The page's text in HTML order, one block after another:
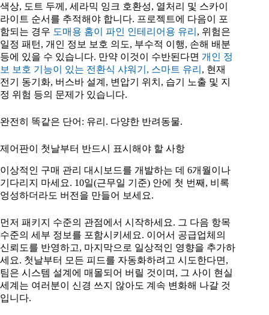
색상, 도트 두께, 세라믹 잉크 호환성, 열처리 및 스카이
라이트 순서를 추적해야 합니다. 프로젝트에 다음이 포
함되는 경우 도매용 홈이 파인 인테리어용 유리 , 위험은
일정 패턴, 개인 정보 보호 의도, 부수적 이행, 손해 배분
등에 있을 수 있습니다. 만약 이것이 수반된다면 개인 정
보 보호 기능이 있는 전환식 샤워기, 스마트 유리 , 현재
전기 동기화, 버스바 설계, 변압기 위치, 습기 노출 및 지
정 위험 등의 문제가 있습니다.
완전히 똑같은 단어: 유리. 다양한 반려동물.
제어판이 첫날부터 반드시 표시해야 할 사항
이상적인 구매 관리 대시보드를 개발하는 데 6개월이나
기다리지 마세요. 10일(근무일 기준) 안에 첫 번째, 비록
엉성하더라도 버전을 만들어 보세요.
먼저 패키지 수준의 관점에서 시작하세요. 그 다음 항목
수준의 세부 정보를 포함시키세요. 이어서 공급업체의
신뢰도를 반영하고, 마지막으로 일상적인 영향을 추가하
세요. 첫날부터 모든 피드를 자동화하려고 시도한다면,
팀은 시스템 설계에 매몰되어 버릴 것이며, 그 사이 현실
세계는 여러분이 신경 쓰지 않아도 계속 변화해 나갈 것
입니다.